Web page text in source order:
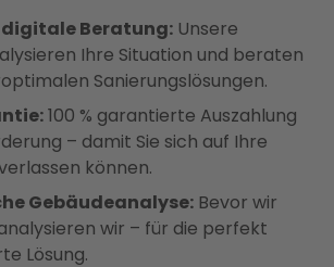
digitale Beratung: Unsere
Ihre Situation und beraten
Sanierungslösungen.
100 % garantierte Auszahlung
– damit Sie sich auf Ihre
können.
Gebäudeanalyse: Bevor wir
wir – für die perfekt
Lösung.